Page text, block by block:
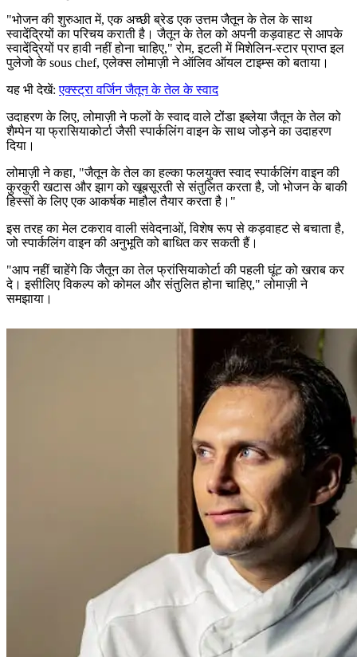
"भोजन की शुरुआत में, एक अच्छी ब्रेड एक उत्तम जैतून के तेल के साथ
स्वादेंद्रियों का परिचय कराती है। जैतून के तेल को अपनी कड़वाहट से आपके
स्वादेंद्रियों पर हावी नहीं होना चाहिए," रोम, इटली में मिशेलिन-स्टार प्राप्त इल
पुलेजो के sous chef, एलेक्स लोमाज़ी ने ऑलिव ऑयल टाइम्स को बताया।
यह भी देखें: एक्स्ट्रा वर्जिन जैतून के तेल के स्वाद
उदाहरण के लिए, लोमाज़ी ने फलों के स्वाद वाले टोंडा इब्लेया जैतून के तेल को
शैम्पेन या फ्रासियाकोर्टा जैसी स्पार्कलिंग वाइन के साथ जोड़ने का उदाहरण
दिया।
लोमाज़ी ने कहा, "जैतून के तेल का हल्का फलयुक्त स्वाद स्पार्कलिंग वाइन की
कुरकुरी खटास और झाग को खूबसूरती से संतुलित करता है, जो भोजन के बाकी
हिस्सों के लिए एक आकर्षक माहौल तैयार करता है।"
इस तरह का मेल टकराव वाली संवेदनाओं, विशेष रूप से कड़वाहट से बचाता है,
जो स्पार्कलिंग वाइन की अनुभूति को बाधित कर सकती हैं।
"आप नहीं चाहेंगे कि जैतून का तेल फ्रांसियाकोर्टा की पहली घूंट को खराब कर
दे। इसीलिए विकल्प को कोमल और संतुलित होना चाहिए," लोमाज़ी ने
समझाया।